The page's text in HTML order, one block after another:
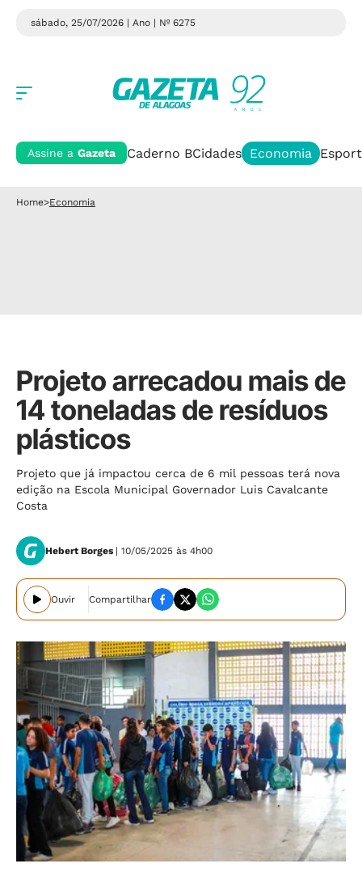
sábado, 25/07/2026 | Ano | Nº 6275
Assine a Gazeta Caderno BCidades Economia
Home>Economia
Projeto arrecadou mais de
14 toneladas de resíduos
plásticos
Projeto que já impactou cerca de 6 mil pessoas terá nova
edição na Escola Municipal Governador Luis Cavalcante
Costa
Hebert Borges | 10/05/2025 às 4h00
Ouvir Compartilhar